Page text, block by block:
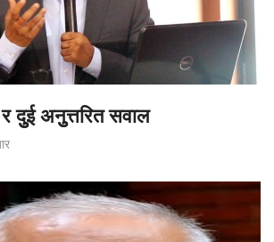
दुुई अनुुत्तरित सवाल